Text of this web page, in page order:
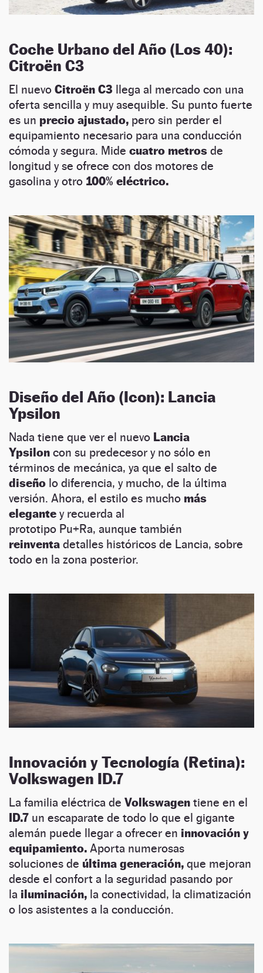
Coche Urbano del Año (Los 40):
Citroën C3
El nuevo Citroën C3 llega al mercado con una
oferta sencilla y muy asequible. Su punto fuerte
es un precio ajustado, pero sin perder el
equipamiento necesario para una conducción
cómoda y segura. Mide cuatro metros de
longitud y se ofrece con dos motores de
gasolina y otro 100% eléctrico.
Diseño del Año (Icon): Lancia
Ypsilon
Nada tiene que ver el nuevo Lancia
Ypsilon con su predecesor y no sólo en
términos de mecánica, ya que el salto de
diseño lo diferencia, y mucho, de la última
versión. Ahora, el estilo es mucho más
elegante y recuerda al
prototipo Pu+Ra, aunque también
reinventa detalles históricos de Lancia, sobre
todo en la zona posterior.
Innovación y Tecnología (Retina):
Volkswagen ID.7
La familia eléctrica de Volkswagen tiene en el
ID.7 un escaparate de todo lo que el gigante
alemán puede llegar a ofrecer en innovación y
equipamiento. Aporta numerosas
soluciones de última generación, que mejoran
desde el confort a la seguridad pasando por
la iluminación, la conectividad, la climatización
o los asistentes a la conducción.